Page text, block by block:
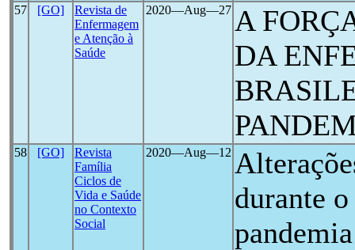
57 [GO]
Revista de
Enfermagem
e Atenção à
Saúde
2020―Aug―27 A
DA
58 [GO]
Revista
Família
Ciclos de
Vida e Saúde
no Contexto
Social
2020―Aug―12
durante